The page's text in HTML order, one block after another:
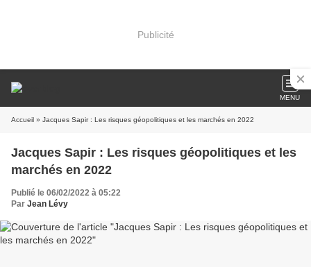
Publicité
MENU
Accueil » Jacques Sapir : Les risques géopolitiques et les marchés en 2022
Jacques Sapir : Les risques géopolitiques et les
marchés en 2022
Publié le 06/02/2022 à 05:22
Par Jean Lévy